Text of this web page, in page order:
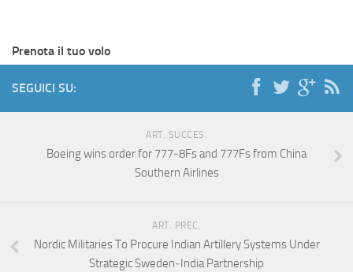
Prenota il tuo volo
SEGUICI SU:
ART. SUCCES.
Boeing wins order for 777-8Fs and 777Fs from China
Southern Airlines
ART. PREC.
Nordic Militaries To Procure Indian Artillery Systems Under
Strategic Sweden‑India Partnership